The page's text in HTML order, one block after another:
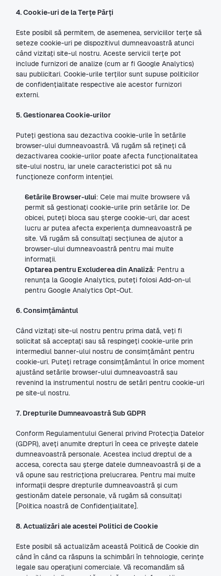
4. Cookie-uri de la Terțe Părți
Este posibil să permitem, de asemenea, serviciilor terțe să
seteze cookie-uri pe dispozitivul dumneavoastră atunci
când vizitați site-ul nostru. Aceste servicii terțe pot
include furnizori de analize (cum ar fi Google Analytics)
sau publicitari. Cookie-urile terților sunt supuse politicilor
de confidențialitate respective ale acestor furnizori
externi.
5. Gestionarea Cookie-urilor
Puteți gestiona sau dezactiva cookie-urile în setările
browser-ului dumneavoastră. Vă rugăm să rețineți că
dezactivarea cookie-urilor poate afecta funcționalitatea
site-ului nostru, iar unele caracteristici pot să nu
funcționeze conform intenției.
Setările Browser-ului: Cele mai multe browsere vă
permit să gestionați cookie-urile prin setările lor. De
obicei, puteți bloca sau șterge cookie-uri, dar acest
lucru ar putea afecta experiența dumneavoastră pe
site. Vă rugăm să consultați secțiunea de ajutor a
browser-ului dumneavoastră pentru mai multe
informații.
Optarea pentru Excluderea din Analiză: Pentru a
renunța la Google Analytics, puteți folosi Add-on-ul
pentru Google Analytics Opt-Out.
6. Consimțământul
Când vizitați site-ul nostru pentru prima dată, veți fi
solicitat să acceptați sau să respingeți cookie-urile prin
intermediul banner-ului nostru de consimțământ pentru
cookie-uri. Puteți retrage consimțământul în orice moment
ajustând setările browser-ului dumneavoastră sau
revenind la instrumentul nostru de setări pentru cookie-uri
pe site-ul nostru.
7. Drepturile Dumneavoastră Sub GDPR
Conform Regulamentului General privind Protecția Datelor
(GDPR), aveți anumite drepturi în ceea ce privește datele
dumneavoastră personale. Acestea includ dreptul de a
accesa, corecta sau șterge datele dumneavoastră și de a
vă opune sau restricționa prelucrarea. Pentru mai multe
informații despre drepturile dumneavoastră și cum
gestionăm datele personale, vă rugăm să consultați
[Politica noastră de Confidențialitate].
8. Actualizări ale acestei Politici de Cookie
Este posibil să actualizăm această Politică de Cookie din
când în când ca răspuns la schimbări în tehnologie, cerințe
legale sau operațiuni comerciale. Vă recomandăm să